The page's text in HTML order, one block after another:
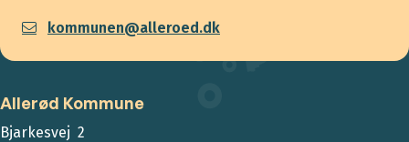
kommunen@alleroed.dk
Allerød Kommune
Bjarkesvej 2